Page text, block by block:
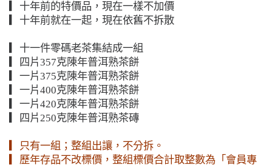
▎十年前的特價品，現在一樣不加價
▎十年前就在一起，現在依舊不拆散
▎十一件零碼老茶集結成一組
▎四片357克陳年普洱熟茶餅
▎一片375克陳年普洱熟茶餅
▎一片400克陳年普洱熟茶餅
▎一片420克陳年普洱熟茶餅
▎四片250克陳年普洱熟茶磚
▎只有一組；整組出讓，不分拆。
▎歷年存品不改標價，整組標價合計取整數為「會員專